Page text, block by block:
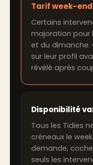
Tarif week-end
Certains
majoration pour
et du dimanche.
sur leur profil
révélé après
Disponibilité
Tous les Tidies
créneaux le
demande,
seuls les